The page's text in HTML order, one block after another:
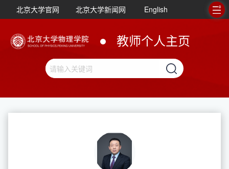
北京大学官网 北京大学新闻网 English
教师个人主页